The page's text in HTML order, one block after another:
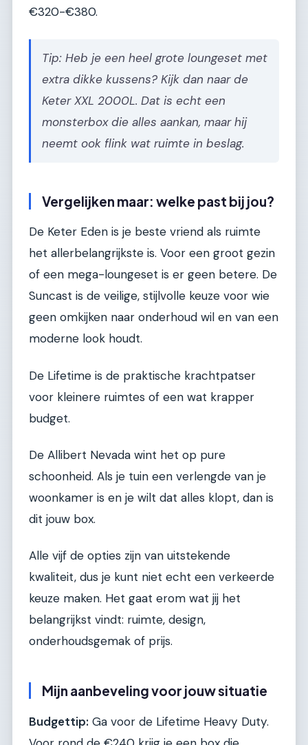
€320-€380.
Tip: Heb je een heel grote loungeset met
extra dikke kussens? Kijk dan naar de
Keter XXL 2000L. Dat is echt een
monsterbox die alles aankan, maar hij
neemt ook flink wat ruimte in beslag.
Vergelijken maar: welke past bij jou?
De Keter Eden is je beste vriend als ruimte
het allerbelangrijkste is. Voor een groot gezin
of een mega-loungeset is er geen betere. De
Suncast is de veilige, stijlvolle keuze voor wie
geen omkijken naar onderhoud wil en van een
moderne look houdt.
De Lifetime is de praktische krachtpatser
voor kleinere ruimtes of een wat krapper
budget.
De Allibert Nevada wint het op pure
schoonheid. Als je tuin een verlengde van je
woonkamer is en je wilt dat alles klopt, dan is
dit jouw box.
Alle vijf de opties zijn van uitstekende
kwaliteit, dus je kunt niet echt een verkeerde
keuze maken. Het gaat erom wat jij het
belangrijkst vindt: ruimte, design,
onderhoudsgemak of prijs.
Mijn aanbeveling voor jouw situatie
Budgettip: Ga voor de Lifetime Heavy Duty.